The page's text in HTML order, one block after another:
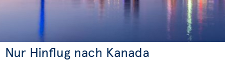
Nur Hinflug nach Kanada